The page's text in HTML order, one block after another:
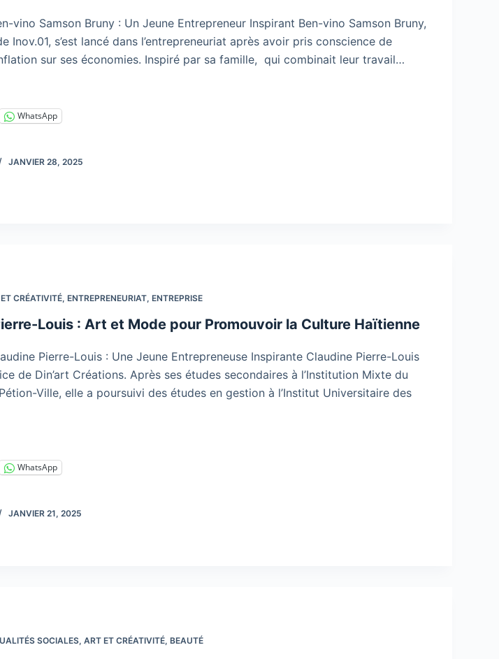
vino Samson Bruny : Un Jeune Entrepreneur Inspirant Ben-vino Samson Bruny,
Inov.01, s’est lancé dans l’entrepreneuriat après avoir pris conscience de
sur ses économies. Inspiré par sa famille, qui combinait leur travail…
WhatsApp
JANVIER 28, 2025
CRÉATIVITÉ,ENTREPRENEURIAT,ENTREPRISE
Louis : Art et Mode pour Promouvoir la Culture Haïtienne
Pierre-Louis : Une Jeune Entrepreneuse Inspirante Claudine Pierre-Louis
de Din’art Créations. Après ses études secondaires à l’Institution Mixte du
Ville, elle a poursuivi des études en gestion à l’Institut Universitaire des
WhatsApp
JANVIER 21, 2025
SOCIALES,ART ET CRÉATIVITÉ,BEAUTÉ